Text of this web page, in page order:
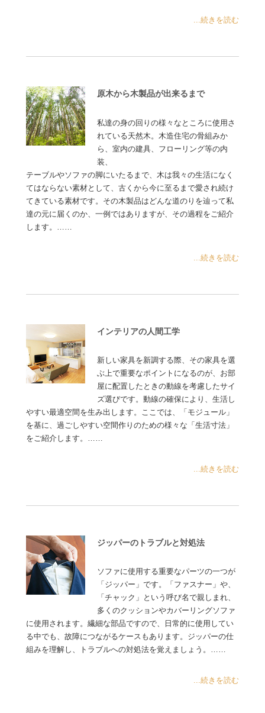
...続きを読む
原木から木製品が出来るまで
私達の身の回りの様々なところに使用さ
れている天然木。木造住宅の骨組みか
ら、室内の建具、フローリング等の内
装、
テーブルやソファの脚にいたるまで、木は我々の生活になく
てはならない素材として、古くから今に至るまで愛され続け
てきている素材です。その木製品はどんな道のりを辿って私
達の元に届くのか、一例ではありますが、その過程をご紹介
します。……
...続きを読む
インテリアの人間工学
新しい家具を新調する際、その家具を選
ぶ上で重要なポイントになるのが、お部
屋に配置したときの動線を考慮したサイ
ズ選びです。動線の確保により、生活し
やすい最適空間を生み出します。ここでは、「モジュール」
を基に、過ごしやすい空間作りのための様々な「生活寸法」
をご紹介します。……
...続きを読む
ジッパーのトラブルと対処法
ソファに使用する重要なパーツの一つが
「ジッパー」です。「ファスナー」や、
「チャック」という呼び名で親しまれ、
多くのクッションやカバーリングソファ
に使用されます。繊細な部品ですので、日常的に使用してい
る中でも、故障につながるケースもあります。ジッパーの仕
組みを理解し、トラブルへの対処法を覚えましょう。……
...続きを読む